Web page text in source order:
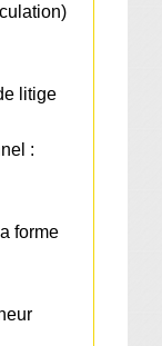
litige
:
forme